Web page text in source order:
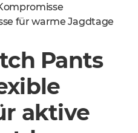
für warme Jagdtage
Pants
aktive